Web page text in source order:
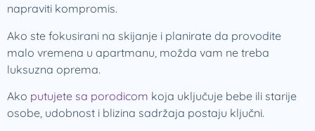
napraviti kompromis.
Ako ste fokusirani na skijanje i planirate da provodite
malo vremena u apartmanu, možda vam ne treba
luksuzna oprema.
Ako putujete sa porodicom koja uključuje bebe ili starije
osobe, udobnost i blizina sadržaja postaju ključni.